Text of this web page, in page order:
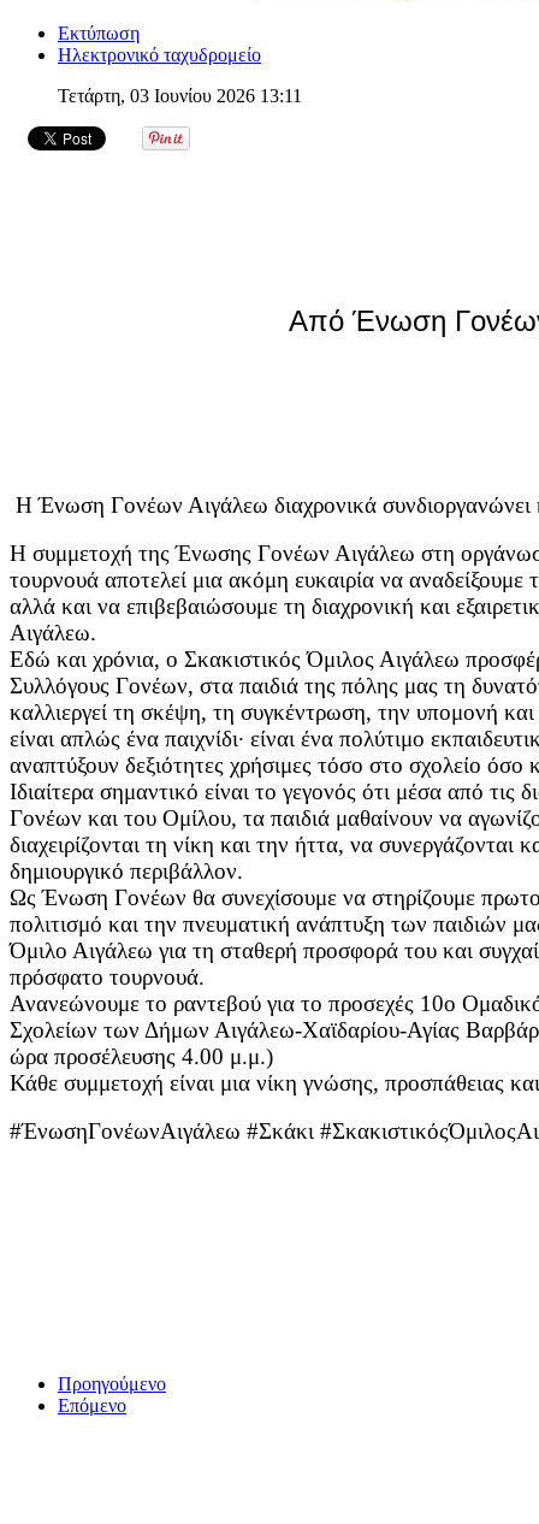
Εκτύπωση
Ηλεκτρονικό ταχυδρομείο
Τετάρτη, 03 Ιουνίου 2026 13:11
Από Ένωση
Η Ένωση Γονέων Αιγάλεω διαχρονικά συνδιοργανώνει
Η συμμετοχή της Ένωσης Γονέων Αιγάλεω στη
τουρνουά αποτελεί μια ακόμη ευκαιρία να
αλλά και να επιβεβαιώσουμε τη διαχρονική και
Αιγάλεω.
Εδώ και χρόνια, ο Σκακιστικός Όμιλος Αιγάλεω
Συλλόγους Γονέων, στα παιδιά της πόλης μας τη
καλλιεργεί τη σκέψη, τη συγκέντρωση, την υπομονή
είναι απλώς ένα παιχνίδι· είναι ένα πολύτιμο
αναπτύξουν δεξιότητες χρήσιμες τόσο στο σχολείο
Ιδιαίτερα σημαντικό είναι το γεγονός ότι μέσα από τις
Γονέων και του Ομίλου, τα παιδιά μαθαίνουν να
διαχειρίζονται τη νίκη και την ήττα, να συνεργάζονται
δημιουργικό περιβάλλον.
Ως Ένωση Γονέων θα συνεχίσουμε να στηρίζουμε
πολιτισμό και την πνευματική ανάπτυξη των παιδιών
Όμιλο Αιγάλεω για τη σταθερή προσφορά του και
πρόσφατο τουρνουά.
Ανανεώνουμε το ραντεβού για το προσεχές 10ο
Σχολείων των Δήμων Αιγάλεω-Χαϊδαρίου-Αγίας
ώρα προσέλευσης 4.00 μ.μ.)
Κάθε συμμετοχή είναι μια νίκη γνώσης, προσπάθειας
#ΈνωσηΓονέωνΑιγάλεω #Σκάκι
Προηγούμενο
Επόμενο